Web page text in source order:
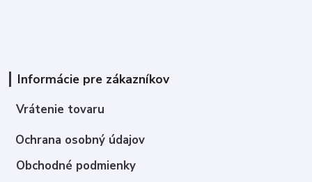
Informácie pre zákazníkov
Vrátenie tovaru
Ochrana osobný údajov
Obchodné podmienky